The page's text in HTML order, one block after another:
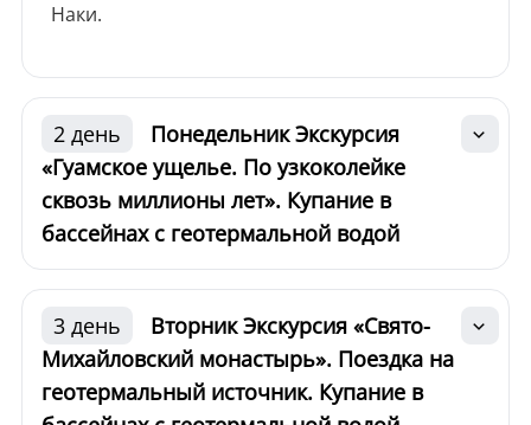
Наки.
2 день
Понедельник Экскурсия
«Гуамское ущелье. По узкоколейке
сквозь миллионы лет». Купание в
бассейнах с геотермальной водой
3 день
Вторник Экскурсия «Свято-
Михайловский монастырь». Поездка на
геотермальный источник. Купание в